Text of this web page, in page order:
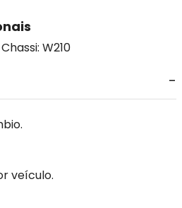
Chassi: W210
veículo.